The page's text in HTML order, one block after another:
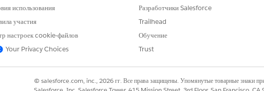
использования
участия
настроек cookie-файлов
Your Privacy Choices
Разработчики Salesforce
Trailhead
Обучение
Trust
© salesforce.com, inc., 2026 гг. Все права защищены. Упомянутые товарные знаки